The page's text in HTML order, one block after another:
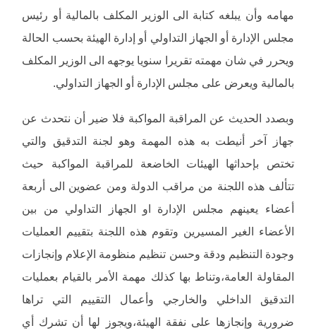
مهامه وأن يبلغه كتابة الى الوزير المكلف بالمالية أو رئيس
مجلس الإدارة أو الجهاز التداولي أو إدارة الهيئة بحسب الحالة
ويحرر في شان مهمته تقريرا سنويا يوجهه الى الوزير المكلف
بالمالية ويعرض على مجلس الإدارة أو الجهاز التداولي.
وبصدد الحديث عن المراقبة المواكبة فلا ضير أن نتحدث عن
جهاز آخر أنيطت به هذه المهمة وهو لجنة التدقيق والتي
تختص بإحداثها الهيئات الخاضعة للمراقبة المواكبة حيث
تتألف هذه اللجنة من مراقب الدولة ومن عضوين الى أربعة
أعضاء يعينهم مجلس الإدارة او الجهاز التداولي من بين
الأعضاء الغير المسيرين وتقوم هذه اللجنة بتقييم العمليات
وجودة التنظيم ودقة وحسن تنظيم منظومة الإعلام وإنجازات
المقاولة العامة،وتناط بها كذلك مهمة الأمر بالقيام بعمليات
التدقيق الداخلي والخارجي وأعمال التقييم التي تراها
ضرورية وإنجازها على نفقة الهيئة،ويجوز لها أن تشرك أي